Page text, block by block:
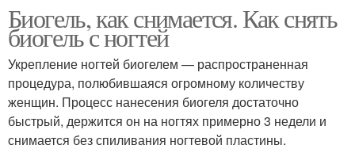
Биогель, как снимается. Как снять
биогель с ногтей
Укрепление ногтей биогелем — распространенная
процедура, полюбившаяся огромному количеству
женщин. Процесс нанесения биогеля достаточно
быстрый, держится он на ногтях примерно 3 недели и
снимается без спиливания ногтевой пластины.